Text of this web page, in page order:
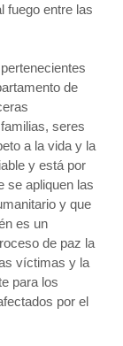
fuego entre las
de
seres
a la vida y la
y está por
se apliquen las
y que
es un
de paz la
víctimas y la
para los
por el